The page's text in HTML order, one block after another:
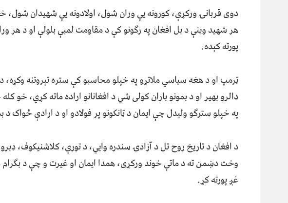
دوی قربانۍ ورکړې، کورونه یې وران شول، اولادونه یې شهیدان شول،
هر شهید وینې د بل افغان په رګونو کې د مقاومت لمبې بلولې او د هر
پورته کېده.
ټرمپ او د هغه سیاسي ملاتړو په خپلو محاسبو کې ستره تېروتنه
ډالرو بهیر او د بمونو باران کولی شي د افغانانو اراده ماته کړي، خو
په خپلو سترګو ولیدل چې ایمان د ټانکونو پر فولادو او د ارادې ځواک د
د افغان د تاریخ روح تل د آزادۍ سندره وایي، د تورې، کلاشنیکوف،
وخت دښمن ته د ماتې خوند ورکړی، همدا ایمان او غیرت و چې د بګرام
غږ پورته کړ.